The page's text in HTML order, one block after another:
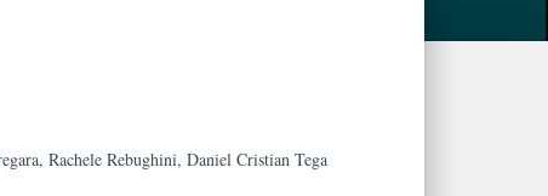
Rachele Rebughini, Daniel Cristian Tega